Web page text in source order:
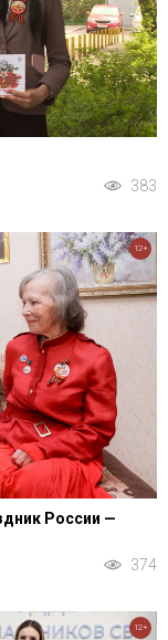
383
России —
374
12+
12+